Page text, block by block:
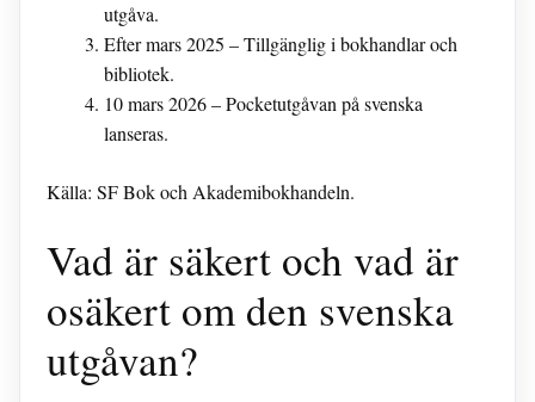
utgåva.
Efter mars 2025 – Tillgänglig i bokhandlar och
bibliotek.
10 mars 2026– Pocketutgåvan på svenska
lanseras.
Källa: SF Bok och Akademibokhandeln.
Vad är säkert och vad är
osäkert om den svenska
utgåvan?